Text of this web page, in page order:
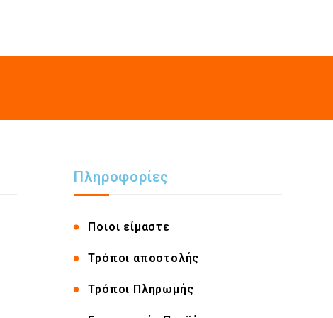
Πληροφορίες
Ποιοι είμαστε
Τρόποι αποστολής
Τρόποι Πληρωμής